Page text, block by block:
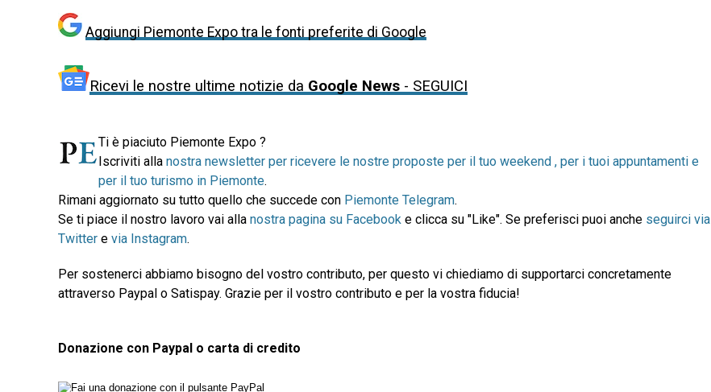
Aggiungi Piemonte Expo tra le fonti preferite di Google
Ricevi le nostre ultime notizie da Google News - SEGUICI
Ti è piaciuto Piemonte Expo ?
Iscriviti alla nostra newsletter per ricevere le nostre proposte per il tuo weekend , per i tuoi appuntamenti e
per il tuo turismo in Piemonte.
Rimani aggiornato su tutto quello che succede con Piemonte Telegram.
Se ti piace il nostro lavoro vai alla nostra pagina su Facebook e clicca su "Like". Se preferisci puoi anche seguirci via
Twitter e via Instagram.
Per sostenerci abbiamo bisogno del vostro contributo, per questo vi chiediamo di supportarci concretamente
attraverso Paypal o Satispay. Grazie per il vostro contributo e per la vostra fiducia!
Donazione con Paypal o carta di credito